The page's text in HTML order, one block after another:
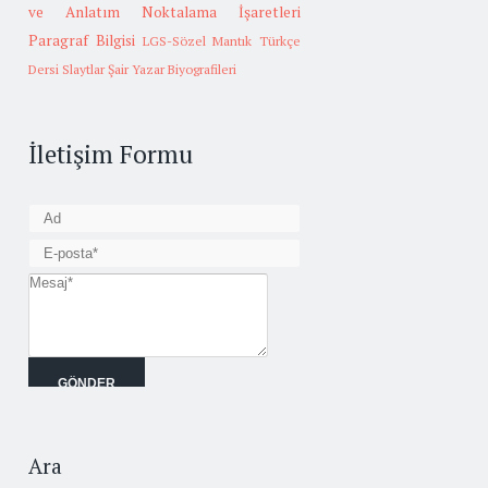
ve Anlatım
Noktalama İşaretleri
Paragraf Bilgisi LGS-Sözel Mantık Türkçe
Dersi Slaytlar Şair Yazar Biyografileri
İletişim Formu
Ara